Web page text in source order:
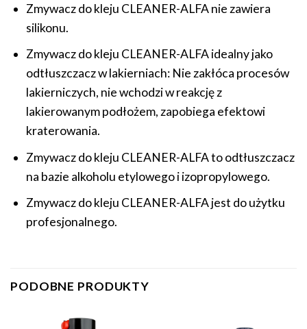
Zmywacz do kleju CLEANER-ALFA nie zawiera
silikonu.
Zmywacz do kleju CLEANER-ALFA idealny jako
odtłuszczacz w lakierniach: Nie zakłóca procesów
lakierniczych, nie wchodzi w reakcję z
lakierowanym podłożem, zapobiega efektowi
kraterowania.
Zmywacz do kleju CLEANER-ALFA to odtłuszczacz
na bazie alkoholu etylowego i izopropylowego.
Zmywacz do kleju CLEANER-ALFA jest do użytku
profesjonalnego.
PODOBNE PRODUKTY